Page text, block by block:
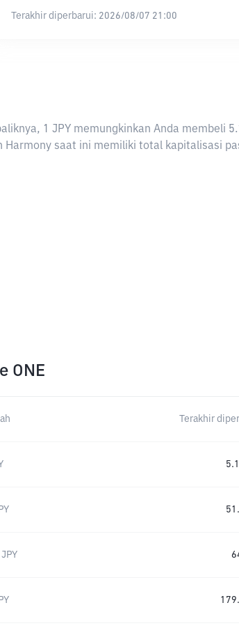
Terakhir diperbarui: 2026/08/07 21:00
1 JPY memungkinkan Anda membeli
Harmony saat ini memiliki total kapitalisasi
ONE
Terakhir
JPY